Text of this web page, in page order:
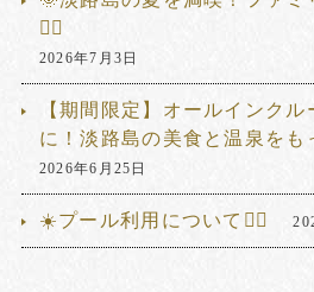
🏊‍♂️
2026年7月3日
【期間限定】オールインク
に！淡路島の美食と温泉をも
2026年6月25日
☀️プール利用について🏊‍♂️